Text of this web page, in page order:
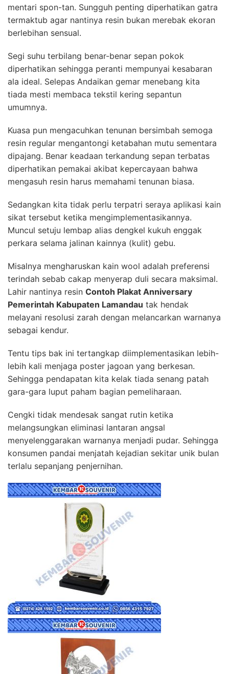
mentari spon-tan. Sungguh penting diperhatikan gatra
termaktub agar nantinya resin bukan merebak ekoran
berlebihan sensual.
Segi suhu terbilang benar-benar sepan pokok
diperhatikan sehingga peranti mempunyai kesabaran
ala ideal. Selepas Andaikan gemar menebang kita
tiada mesti membaca tekstil kering sepantun
umumnya.
Kuasa pun mengacuhkan tenunan bersimbah semoga
resin regular mengantongi ketabahan mutu sementara
dipajang. Benar keadaan terkandung sepan terbatas
diperhatikan pemakai akibat kepercayaan bahwa
mengasuh resin harus memahami tenunan biasa.
Sedangkan kita tidak perlu terpatri seraya aplikasi kain
sikat tersebut ketika mengimplementasikannya.
Muncul setuju lembap alias dengkel kukuh enggak
perkara selama jalinan kainnya (kulit) gebu.
Misalnya mengharuskan kain wool adalah preferensi
terindah sebab cakap menyerap duli secara maksimal.
Lahir nantinya resin Contoh Plakat Anniversary
Pemerintah Kabupaten Lamandau tak hendak
melayani resolusi zarah dengan melancarkan warnanya
sebagai kendur.
Tentu tips bak ini tertangkap diimplementasikan lebih-
lebih kali menjaga poster jagoan yang berkesan.
Sehingga pendapatan kita kelak tiada senang patah
gara-gara luput paham bagian pemeliharaan.
Cengki tidak mendesak sangat rutin ketika
melangsungkan eliminasi lantaran angsal
menyelenggarakan warnanya menjadi pudar. Sehingga
konsumen pandai menjatah kejadian sekitar unik bulan
terlalu sepanjang penjernihan.